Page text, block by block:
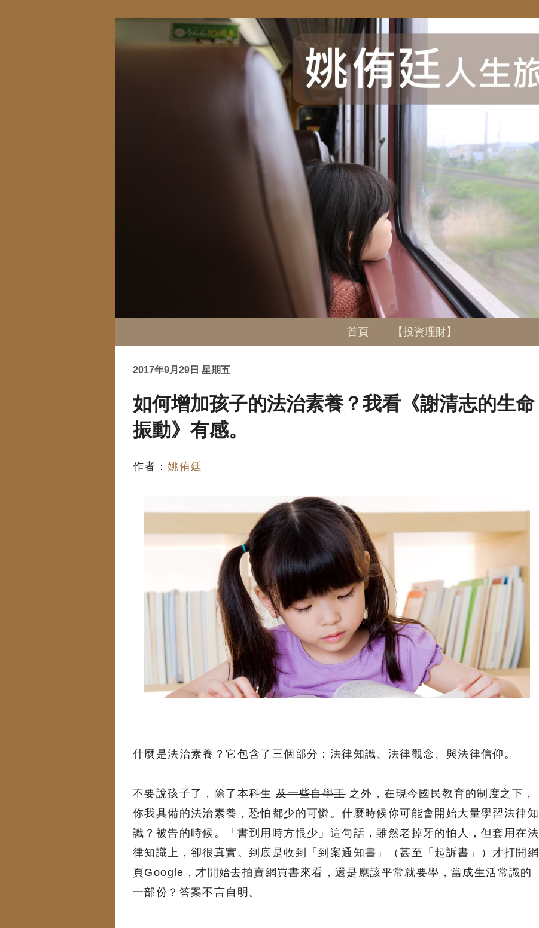
首頁 【投資理財】
2017年9月29日 星期五
如何增加孩子的法治素養？我看《謝清志的生命
振動》有感。
作者：姚侑廷
什麼是法治素養？它包含了三個部分：法律知識、法律觀念、與法律信仰。
不要說孩子了，除了本科生及一些自學王之外，在現今國民教育的制度之下，
你我具備的法治素養，恐怕都少的可憐。什麼時候你可能會開始大量學習法律知
識？被告的時候。「書到用時方恨少」這句話，雖然老掉牙的怕人，但套用在法
律知識上，卻很真實。到底是收到「到案通知書」（甚至「起訴書」）才打開網
頁Google，才開始去拍賣網買書來看，還是應該平常就要學，當成生活常識的
一部份？答案不言自明。